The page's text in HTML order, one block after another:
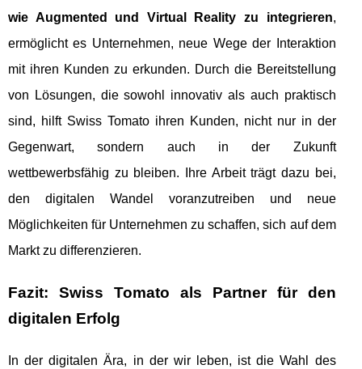
wie Augmented und Virtual Reality zu integrieren,
ermöglicht es Unternehmen, neue Wege der Interaktion
mit ihren Kunden zu erkunden. Durch die Bereitstellung
von Lösungen, die sowohl innovativ als auch praktisch
sind, hilft Swiss Tomato ihren Kunden, nicht nur in der
Gegenwart, sondern auch in der Zukunft
wettbewerbsfähig zu bleiben. Ihre Arbeit trägt dazu bei,
den digitalen Wandel voranzutreiben und neue
Möglichkeiten für Unternehmen zu schaffen, sich auf dem
Markt zu differenzieren.
Fazit: Swiss Tomato als Partner für den
digitalen Erfolg
In der digitalen Ära, in der wir leben, ist die Wahl des